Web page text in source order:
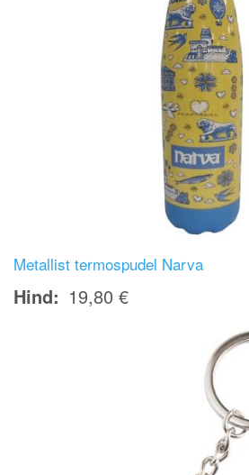
Metallist termospudel Narva
Hind 19,80 €